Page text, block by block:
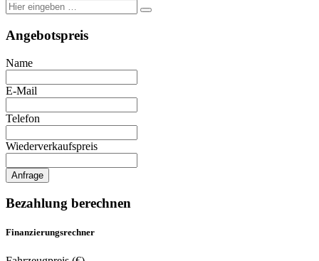
Angebotspreis
Name
E-Mail
Telefon
Wiederverkaufspreis
Anfrage
Bezahlung berechnen
Finanzierungsrechner